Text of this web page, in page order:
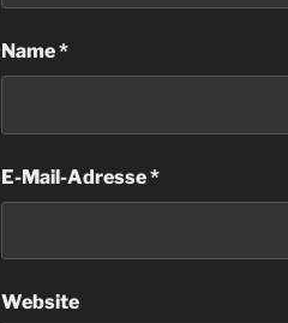
Name*
E-Mail-Adresse*
Website